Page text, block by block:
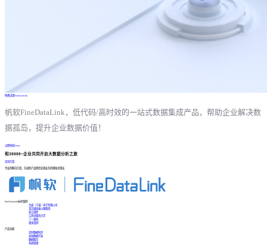
免费试用FineDataLink
帆软FineDataLink，低代码/高时效的一站式数据集成产品，帮助企业解决数
据孤岛，提升企业数据价值！
立即体验Demo
和30000+企业共同开启大数据分析之旅
咨询方案
专业的解决方案、先进的产品帮您实现业务的爆发式增长
FineDataLink标杆案例
台晶（宁波）电子有限公司
某交通高速公路集团
浙江国贸
江西中医药大学
三一重机
更多案例
产品功能
实时数据同步
高效数据开发
数据服务
系统管理